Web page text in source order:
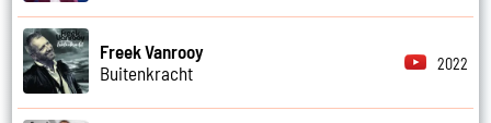
Freek Vanrooy
Buitenkracht
2022